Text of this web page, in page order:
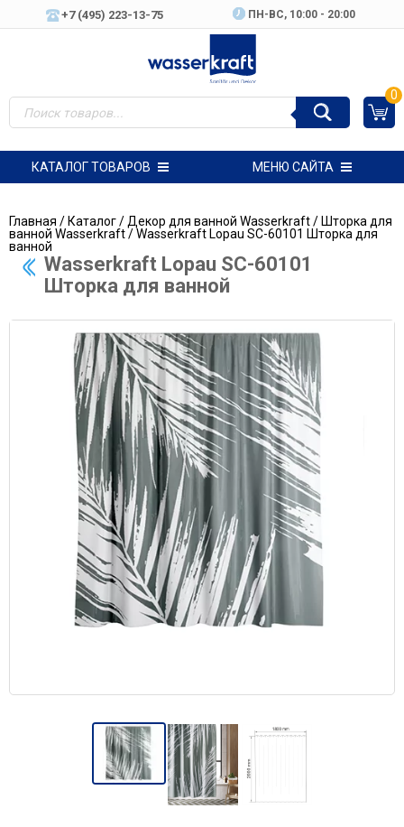
+7 (495) 223-13-75 ПН-ВC, 10:00 - 20:00
0
КАТАЛОГ ТОВАРОВ МЕНЮ САЙТА
Главная /Каталог/ Декор для ванной Wasserkraft/Шторка для
ванной Wasserkraft/ Wasserkraft Lopau SC-60101 Шторка для
ванной
Wasserkraft Lopau SC-60101
Шторка для ванной